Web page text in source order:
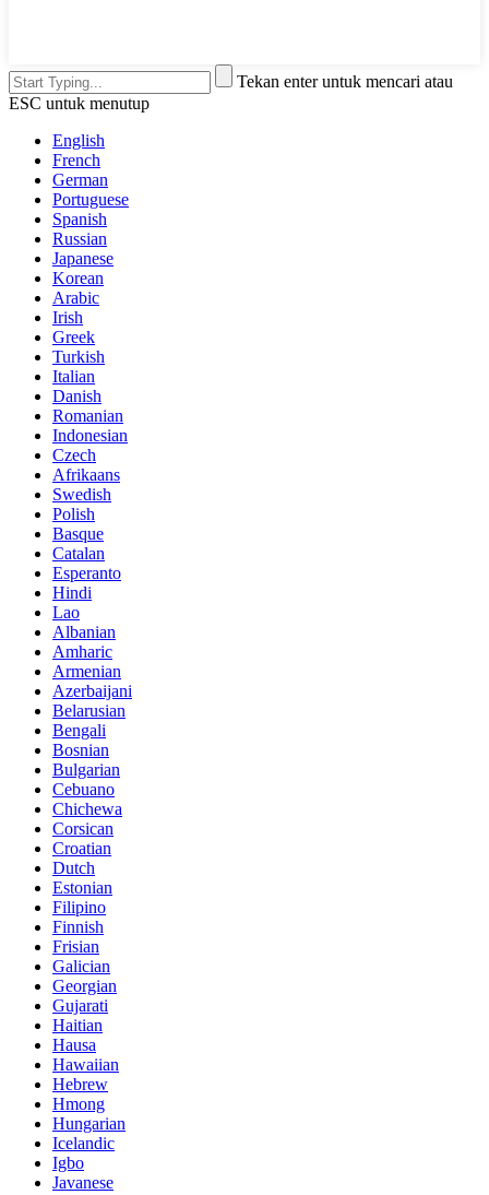
Tekan enter untuk mencari atau
ESC untuk menutup
English
French
German
Portuguese
Spanish
Russian
Japanese
Korean
Arabic
Irish
Greek
Turkish
Italian
Danish
Romanian
Indonesian
Czech
Afrikaans
Swedish
Polish
Basque
Catalan
Esperanto
Hindi
Lao
Albanian
Amharic
Armenian
Azerbaijani
Belarusian
Bengali
Bosnian
Bulgarian
Cebuano
Chichewa
Corsican
Croatian
Dutch
Estonian
Filipino
Finnish
Frisian
Galician
Georgian
Gujarati
Haitian
Hausa
Hawaiian
Hebrew
Hmong
Hungarian
Icelandic
Igbo
Javanese